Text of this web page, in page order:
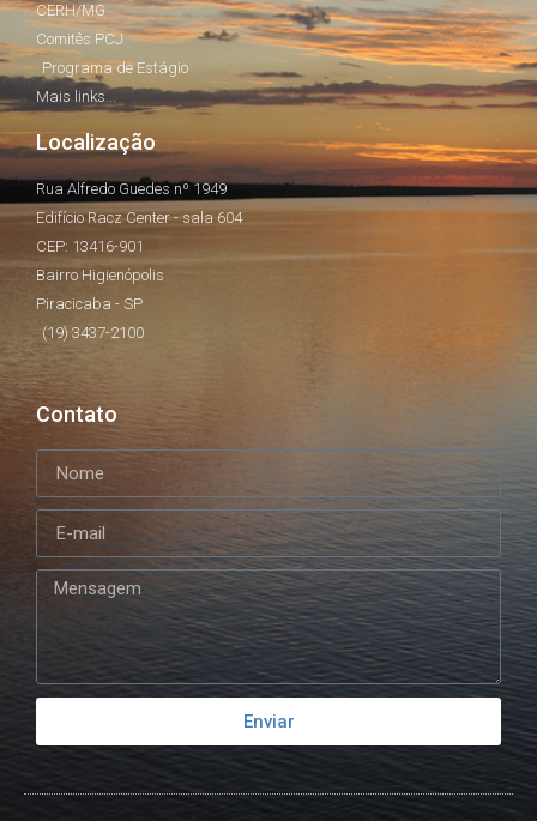
CERH/MG
Comitês PCJ
Programa de Estágio
Mais links...
Localização
Rua Alfredo Guedes nº 1949
Edifício Racz Center - sala 604
CEP: 13416-901
Bairro Higienópolis
Piracicaba - SP
(19) 3437-2100
Contato
Enviar